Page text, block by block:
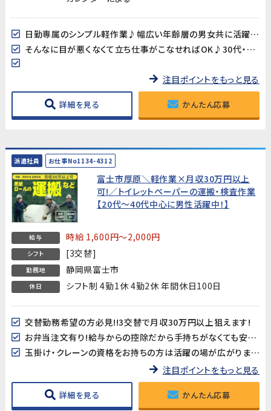
日勤専属のシンプル軽作業♪幅広い年齢層の男女共に活躍中!
そんなに目が悪くなくて立ち仕事がこなせればOK♪30代・40代スタッフ多数在籍中‼
注目ポイントをもっと見る
詳細を見る かんたん応募
派遣社員 お仕事No1134-4312
富士市厚原＼軽作業×月収30万円以上
可!／トイレットペーパーの運搬・検査作業
【20代～40代中心に男性活躍中！】
給与 時給 1,600円～2,000円
シフト [3交替]
勤務地 静岡県富士市
休日 シフト制 4勤1休 4勤2休 年間休日100日
交替勤務希望の方必見!!3交替で月収30万円以上狙えます!
お弁当注文有り!給与からの控除だから手持ちがなくても安心♪
玉掛け・クレーンの資格をお持ちの方は活躍の場が広がります！※資格必須ではありません
注目ポイントをもっと見る
詳細を見る かんたん応募